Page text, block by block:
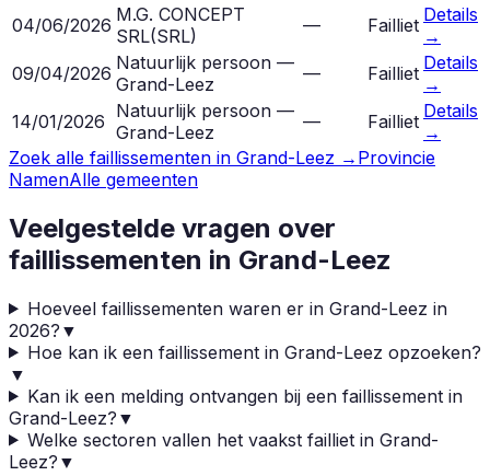
04/06/2026 M.G. CONCEPT
SRL(SRL) — Failliet Details
→
09/04/2026 Natuurlijk persoon —
Grand-Leez
— Failliet Details
→
14/01/2026 Natuurlijk persoon —
Grand-Leez
— Failliet Details
→
Zoek alle faillissementen in Grand-Leez → Provincie
NamenAlle gemeenten
Veelgestelde vragen over
faillissementen in Grand-Leez
Hoeveel faillissementen waren er in Grand-Leez in
2026? ▼
Hoe kan ik een faillissement in Grand-Leez opzoeken?
▼
Kan ik een melding ontvangen bij een faillissement in
Grand-Leez? ▼
Welke sectoren vallen het vaakst failliet in Grand-
Leez? ▼